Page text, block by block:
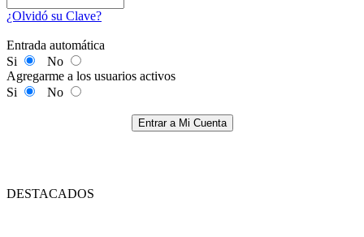
¿Olvidó su Clave?
Entrada automática
Si
No
Agregarme a los usuarios activos
Si
No
Entrar a Mi Cuenta
DESTACADOS